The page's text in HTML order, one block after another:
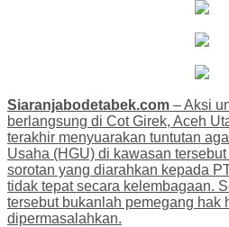
Siaranjabodetabek.com – Aksi
berlangsung di Cot Girek, Aceh
terakhir menyuarakan tuntutan
Usaha (HGU) di kawasan
sorotan yang diarahkan kepada
tidak tepat secara kelembagaan.
tersebut bukanlah pemegang hak
dipermasalahkan.